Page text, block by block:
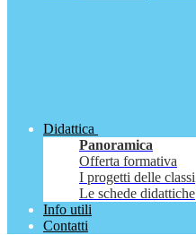
Didattica
Panoramica
Offerta formativa
I progetti delle classi
Le schede didattiche
Info utili
Contatti